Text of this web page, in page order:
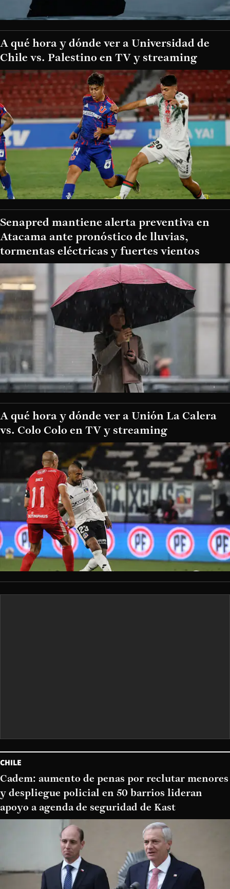
A qué hora y dónde ver a Universidad de
Chile vs. Palestino en TV y streaming
Senapred mantiene alerta preventiva en
Atacama ante pronóstico de lluvias,
tormentas eléctricas y fuertes vientos
A qué hora y dónde ver a Unión La Calera
vs. Colo Colo en TV y streaming
CHILE
Cadem: aumento de penas por reclutar menores
y despliegue policial en 50 barrios lideran
apoyo a agenda de seguridad de Kast